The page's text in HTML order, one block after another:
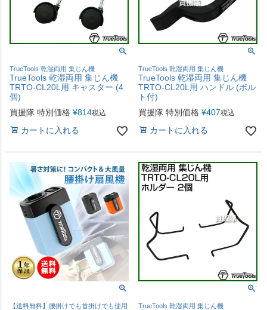
TrueTools 乾湿両用 集じん機
TrueTools 乾湿両用 集じん機
TRTO-CL20L用 キャスター (4
個)
買援隊 特別価格 ¥814税込
カートに入れる
TrueTools 乾湿両用 集じん機
TrueTools 乾湿両用 集じん機
TRTO-CL20L用 ハンドル (ボル
ト付)
買援隊 特別価格 ¥407税込
カートに入れる
【送料無料】腰掛けでも首掛けでも使用
TrueTools 乾湿両用 集じん機